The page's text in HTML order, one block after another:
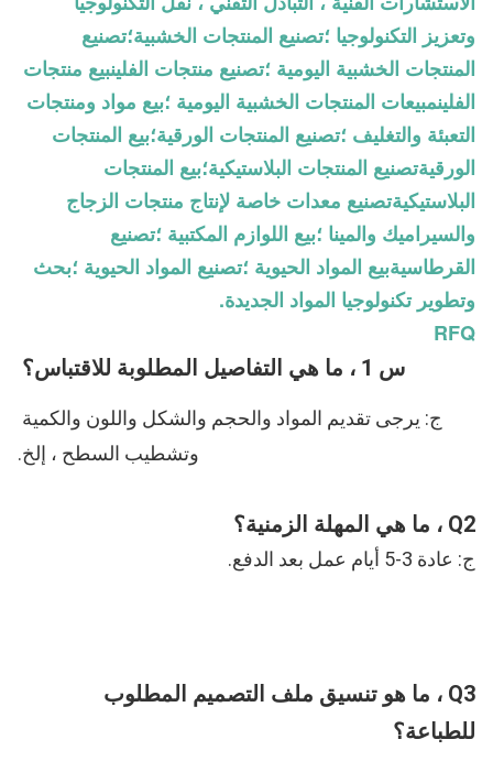
وتعزيز التكنولوجيا ؛تصنيع المنتجات الخشبية؛تصنيع
المنتجات الخشبية اليومية ؛تصنيع منتجات الفلينبيع منتجات
الفلينمبيعات المنتجات الخشبية اليومية ؛بيع مواد ومنتجات
التعبئة والتغليف ؛تصنيع المنتجات الورقية؛بيع المنتجات
الورقيةتصنيع المنتجات البلاستيكية؛بيع المنتجات
البلاستيكيةتصنيع معدات خاصة لإنتاج منتجات الزجاج
والسيراميك والمينا ؛بيع اللوازم المكتبية ؛تصنيع
القرطاسيةبيع المواد الحيوية ؛تصنيع المواد الحيوية ؛بحث
وتطوير تكنولوجيا المواد الجديدة.
RFQ
س 1 ، ما هي التفاصيل المطلوبة للاقتباس؟
وتشطيب السطح ، إلخ.
Q2 ، ما هي المهلة الزمنية؟
ج: عادة 3-5 أيام عمل بعد الدفع.
للطباعة؟